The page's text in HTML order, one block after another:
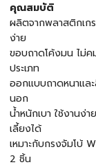
คุณสมบัติ
ผลิตจากพลาสติกเก
ง่าย
ขอบถาดโค้งมน ไม่
ประเภท
ออกแบบถาดหนาแล
นอก
น้ำหนักเบา ใช้งานง่
เลี้ยงได้
เหมาะกับกรงจัมโบ้
2 ชิ้น